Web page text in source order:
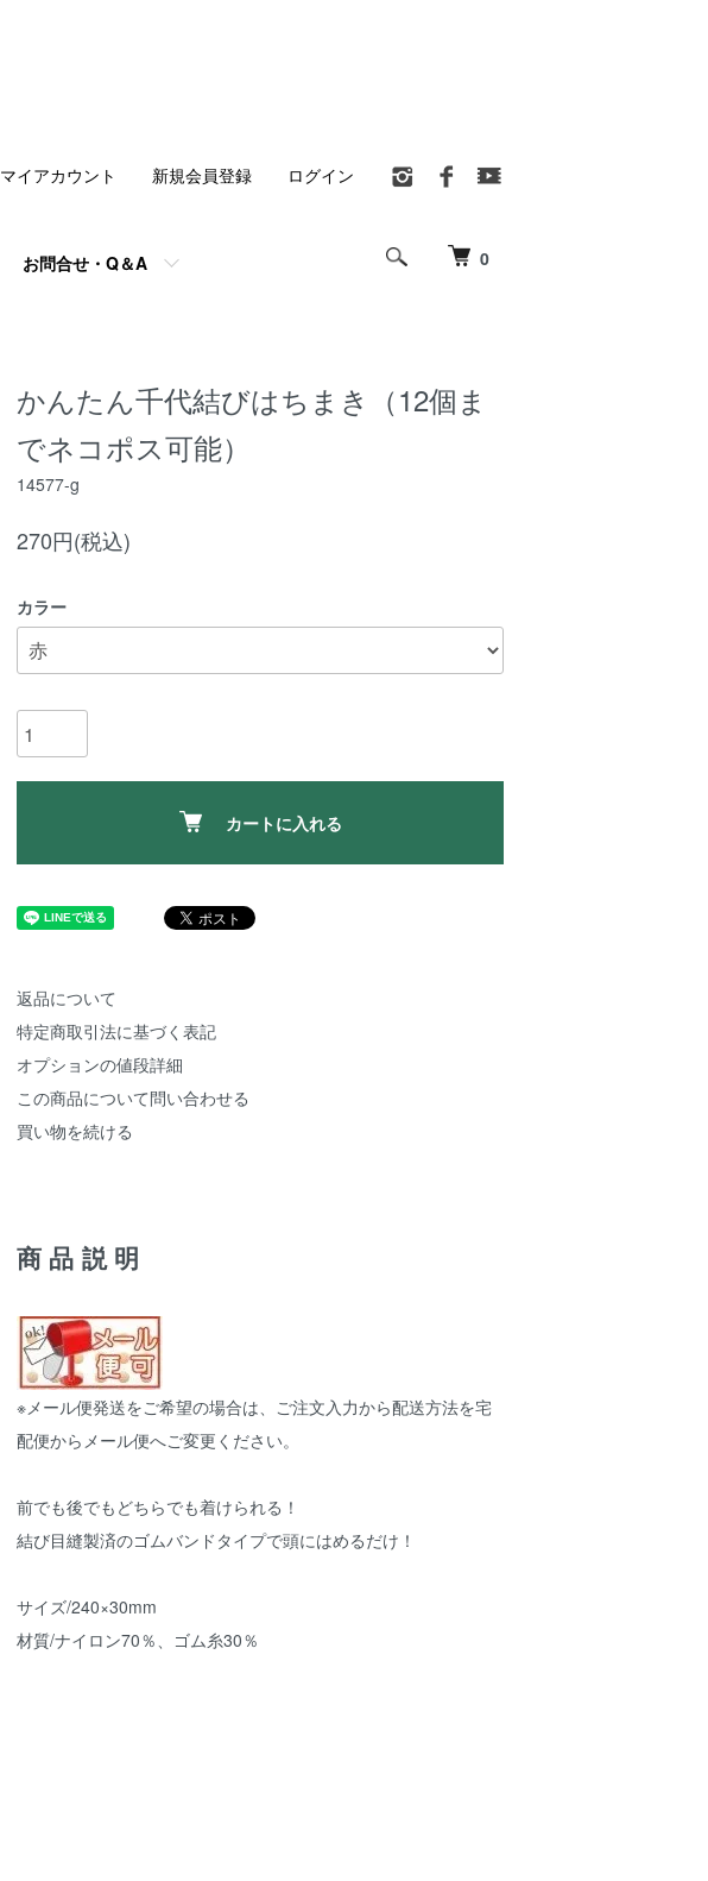
0
お問合せ・Q＆A
マイアカウント 新規会員登録 ログイン
かんたん千代結びはちまき（12個ま
でネコポス可能）
14577-g
270円(税込)
カラー
カートに入れる
返品について
特定商取引法に基づく表記
オプションの値段詳細
この商品について問い合わせる
買い物を続ける
商品説明
※メール便発送をご希望の場合は、ご注文入力から配送方法を宅
配便からメール便へご変更ください。
前でも後でもどちらでも着けられる！
結び目縫製済のゴムバンドタイプで頭にはめるだけ！
サイズ/240×30mm
材質/ナイロン70％、ゴム糸30％